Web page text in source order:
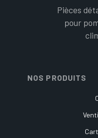
Pièces
pour
NOS PRODUITS